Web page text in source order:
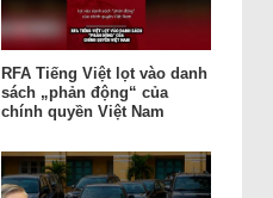
RFA Tiếng Việt lọt vào danh
sách „phản động“ của
chính quyền Việt Nam